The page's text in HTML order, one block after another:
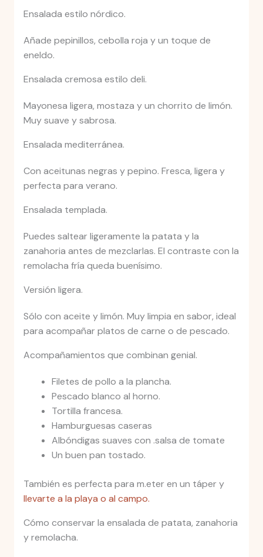
Ensalada estilo nórdico.
Añade pepinillos, cebolla roja y un toque de
eneldo.
Ensalada cremosa estilo deli.
Mayonesa ligera, mostaza y un chorrito de limón.
Muy suave y sabrosa.
Ensalada mediterránea.
Con aceitunas negras y pepino. Fresca, ligera y
perfecta para verano.
Ensalada templada.
Puedes saltear ligeramente la patata y la
zanahoria antes de mezclarlas. El contraste con la
remolacha fría queda buenísimo.
Versión ligera.
Sólo con aceite y limón. Muy limpia en sabor, ideal
para acompañar platos de carne o de pescado.
Acompañamientos que combinan genial.
Filetes de pollo a la plancha.
Pescado blanco al horno.
Tortilla francesa.
Hamburguesas caseras
Albóndigas suaves con .salsa de tomate
Un buen pan tostado.
También es perfecta para m.eter en un táper y
llevarte a la playa o al campo.
Cómo conservar la ensalada de patata, zanahoria
y remolacha.